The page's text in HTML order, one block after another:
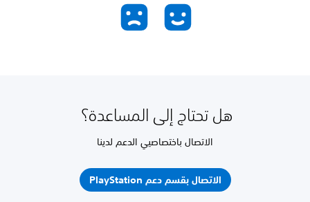
هل تحتاج إلى المساعدة؟
الاتصال باختصاصيي الدعم لدينا
الاتصال بقسم دعم PlayStation